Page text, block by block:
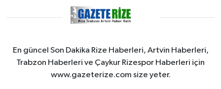
En güncel Son Dakika Rize Haberleri, Artvin Haberleri,
Trabzon Haberleri ve Çaykur Rizespor Haberleri için
www.gazeterize.com size yeter.